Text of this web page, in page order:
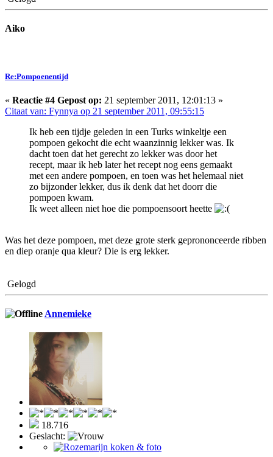
Aiko
Re:Pompoenentijd
« Reactie #4 Gepost op: 21 september 2011, 12:01:13 »
Citaat van: Fynnya op 21 september 2011, 09:55:15
Ik heb een tijdje geleden in een Turks winkeltje een
pompoen gekocht die echt waanzinnig lekker was. Ik
dacht toen dat het gerecht zo lekker was door het
recept, maar ik heb later het recept nog eens gemaakt
met een andere pompoen, en toen was het helemaal niet
zo bijzonder lekker, dus ik denk dat het doorr die
pompoen kwam.
Ik weet alleen niet hoe die pompoensoort heette
Was het deze pompoen, met deze grote sterk geprononceerde ribben
en diep oranje qua kleur? Die is erg lekker.
Gelogd
Annemieke
18.716
Geslacht: